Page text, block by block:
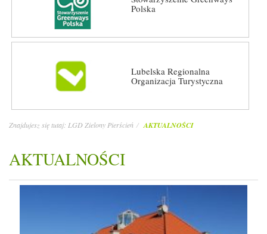
Polska
Lubelska Regionalna
Organizacja Turystyczna
Znajdujesz się tutaj: LGD Zielony Pierścień AKTUALNOŚCI
AKTUALNOŚCI